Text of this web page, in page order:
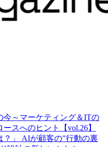
今～マーケティング＆ITの
スへのヒント【vol.26】
？」 AIが顧客の"行動の裏